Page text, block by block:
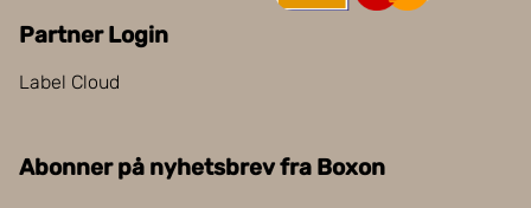
Partner Login
Label Cloud
Abonner på nyhetsbrev fra Boxon